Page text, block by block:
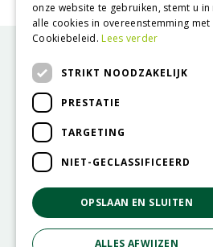
Onze nieuwsbrief
Ontvang ongeveer 1x per week
We slaan uw gegevens op
Voornaam
onze website te gebruiken, stemt u in
alle cookies in overeenstemming met
Cookiebeleid.Lees verder
STRIKT NOODZAKELIJK
PRESTATIE
TARGETING
NIET-GECLASSIFICEERD
OPSLAAN EN SLUITEN
ALLES AFWIJZEN